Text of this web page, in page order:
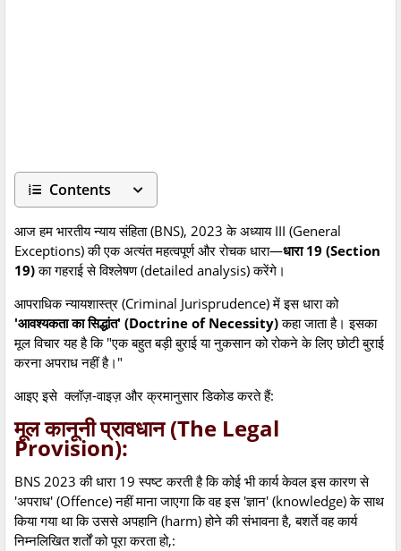
Contents
आज हम भारतीय न्याय संहिता (BNS), 2023 के अध्याय III (General
Exceptions) की एक अत्यंत महत्वपूर्ण और रोचक धारा—धारा 19 (Section
19)का गहराई से विश्लेषण (detailed analysis) करेंगे।
आपराधिक न्यायशास्त्र (Criminal Jurisprudence) में इस धारा को
'आवश्यकता का सिद्धांत' (Doctrine of Necessity)कहा जाता है। इसका
मूल विचार यह है कि "एक बहुत बड़ी बुराई या नुकसान को रोकने के लिए छोटी बुराई
करना अपराध नहीं है।"
आइए इसे क्लॉज़-वाइज़ और क्रमानुसार डिकोड करते हैं:
मूल कानूनी प्रावधान (The Legal
Provision):
BNS 2023 की धारा 19 स्पष्ट करती है कि कोई भी कार्य केवल इस कारण से
'अपराध' (Offence) नहीं माना जाएगा कि वह इस 'ज्ञान' (knowledge) के साथ
किया गया था कि उससे अपहानि (harm) होने की संभावना है, बशर्ते वह कार्य
निम्नलिखित शर्तों को पूरा करता हो,: